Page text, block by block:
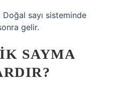
sayı sisteminde
gelir.
SAYMA